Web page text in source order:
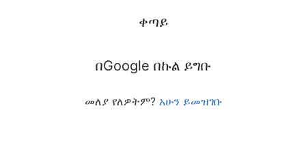
ቀጣይ
በGoogle በኩል ይግቡ
መለያ የለዎትም? አሁን ይመዝገቡ